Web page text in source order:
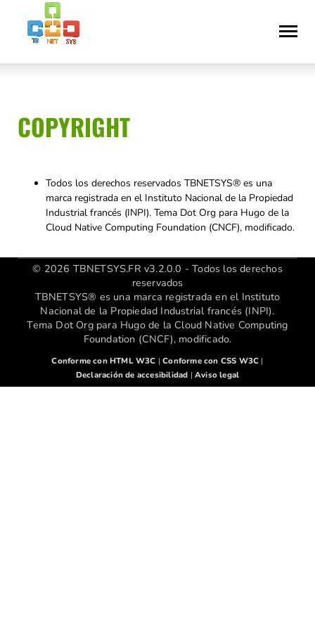
Saltar
contenido
Declaración
accesibilidad
COPYRIGHT
Todos los derechos reservados TBNETSYS® es una
marca registrada en el Instituto Nacional de la Propiedad
Industrial francés (INPI). Tema Dot Org para Hugo de la
Cloud Native Computing Foundation (CNCF), modificado.
© 2026 TBNETSYS.FR v3.2.0.0 - Todos los derechos
reservados
TBNETSYS® es una marca registrada en el Instituto
Nacional de la Propiedad Industrial francés (INPI).
Tema Dot Org para Hugo de la Cloud Native Computing
Foundation (CNCF), modificado.
Conforme con HTML W3C |Conforme con CSS W3C |
Declaración de accesibilidad | Aviso legal